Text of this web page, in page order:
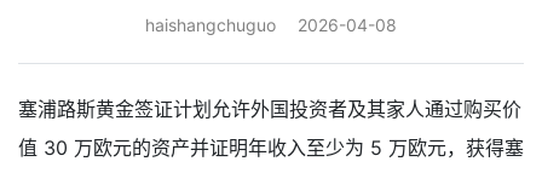
haishangchuguo 2026-04-08
塞浦路斯黄金签证计划允许外国投资者及其家人通过购买价
值 30 万欧元的资产并证明年收入至少为 5 万欧元，获得塞